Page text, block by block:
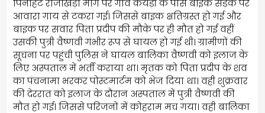
पिनाहट राजाखेड़ा मार्ग पर गांव कयेड़ी के पास बाइक सड़क पर
आवारा गाय से टकरा गई। जिससे बाइक क्षतिग्रस्त हो गई और
बाइक पर सवार पिता प्रदीप की मौके पर ही मौत हो गई वहीं
उसकी पुत्री वैष्णवी गंभीर रूप से घायल हो गई थी। ग्रामीणों की
सूचना पर पहुंची पुलिस ने घायल बालिका वैष्णवी को इलाज के
लिए अस्पताल में भर्ती कराया था। मृतक को पिता प्रदीप के शव
का पंचनामा भरकर पोस्टमार्टम को भेज दिया था। वही शुक्रवार
की देररात को इलाज के दौरान अस्पताल में पुत्री वैष्णवी की
मौत हो गई। जिससे परिजनों में कोहराम मच गया। वही बालिका